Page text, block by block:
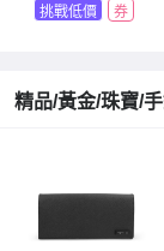
惠]
挑戰低價 券
精品/黃金/珠寶/